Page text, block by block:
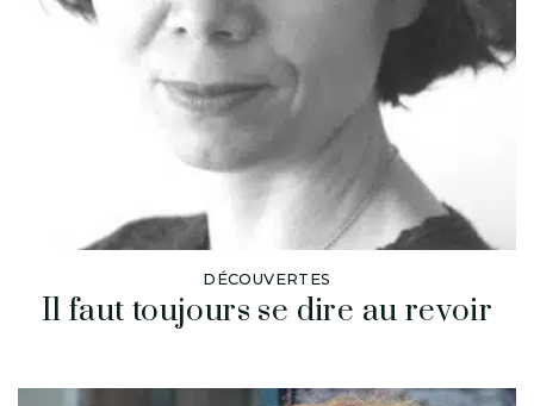
DÉCOUVERTES
Il faut toujours se dire au revoir